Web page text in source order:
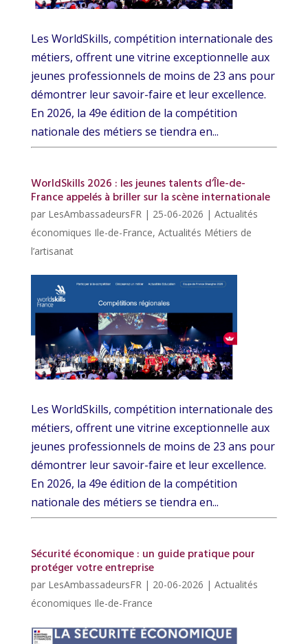
Les WorldSkills, compétition internationale des
métiers, offrent une vitrine exceptionnelle aux
jeunes professionnels de moins de 23 ans pour
démontrer leur savoir-faire et leur excellence.
En 2026, la 49e édition de la compétition
nationale des métiers se tiendra en...
WorldSkills 2026 : les jeunes talents d’Île-de-
France appelés à briller sur la scène internationale
par LesAmbassadeursFR| 25-06-2026 | Actualités
économiques Ile-de-France, Actualités Métiers de
l’artisanat
Les WorldSkills, compétition internationale des
métiers, offrent une vitrine exceptionnelle aux
jeunes professionnels de moins de 23 ans pour
démontrer leur savoir-faire et leur excellence.
En 2026, la 49e édition de la compétition
nationale des métiers se tiendra en...
Sécurité économique : un guide pratique pour
protéger votre entreprise
par LesAmbassadeursFR| 20-06-2026 | Actualités
économiques Ile-de-France